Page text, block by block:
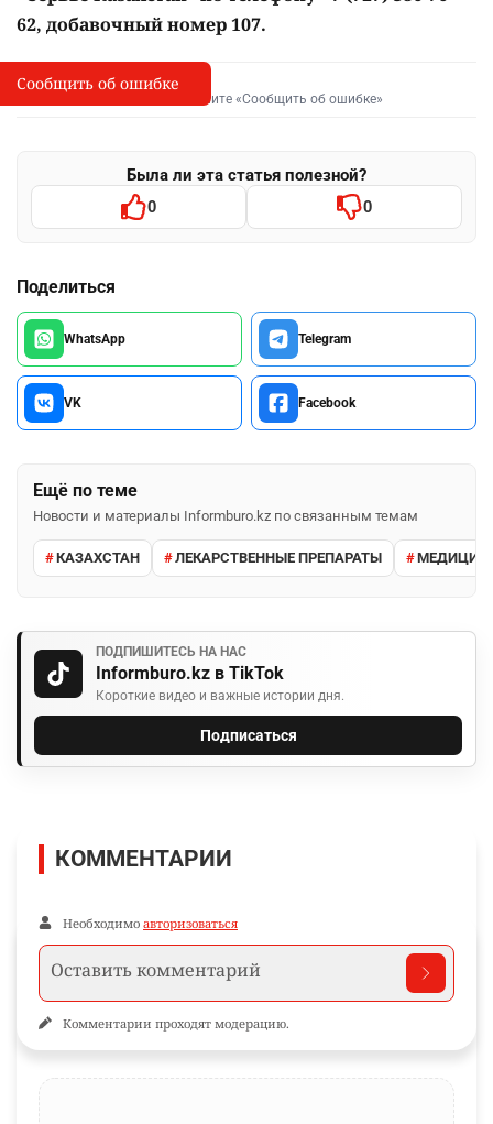
62, добавочный номер 107.
I
Сообщить об опечатке
Выделите фрагмент и нажмите «Сообщить об ошибке»
Была ли эта статья полезной?
0 0
Поделиться
WhatsApp Telegram
VK Facebook
Ещё по теме
Новости и материалы Informburo.kz по связанным темам
КАЗАХСТАН ЛЕКАРСТВЕННЫЕ ПРЕПАРАТЫ
ПОДПИШИТЕСЬ НА НАС
Informburo.kz в TikTok
Короткие видео и важные истории дня.
Подписаться
Сообщить об ошибке
КОММЕНТАРИИ
Необходимо авторизоваться
Комментарии проходят модерацию.